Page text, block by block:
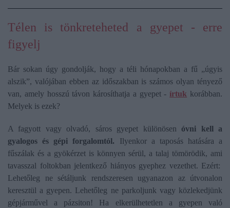
Télen is tönkreteheted a gyepet - erre
figyelj
Bár sokan úgy gondolják, hogy a téli hónapokban a fű „úgyis
alszik”, valójában ebben az időszakban is számos olyan tényező
van, amely hosszú távon károsíthatja a gyepet - írtuk korábban.
Melyek is ezek?
A fagyott vagy olvadó, sáros gyepet különösen óvni kell a
gyalogos és gépi forgalomtól. Ilyenkor a taposás hatására a
fűszálak és a gyökérzet is könnyen sérül, a talaj tömörödik, ami
tavasszal foltokban jelentkező hiányos gyephez vezethet. Ezért:
Lehetőleg ne sétáljunk rendszeresen ugyanazon az útvonalon
keresztül a gyepen. Lehetőleg ne parkoljunk vagy közlekedjünk
gépjárművel a pázsiton! Ha elkerülhetetlen a gyepen való